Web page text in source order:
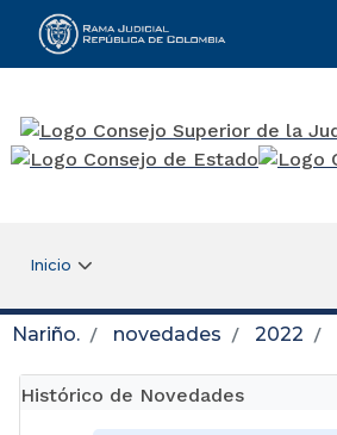
Rama Judicial
Inicio
Nariño. novedades 2022
Histórico de Novedades